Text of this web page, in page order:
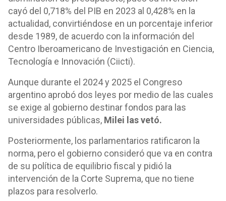
cayó del 0,718% del PIB en 2023 al 0,428% en la
actualidad, convirtiéndose en un porcentaje inferior
desde 1989, de acuerdo con la información del
Centro Iberoamericano de Investigación en Ciencia,
Tecnología e Innovación (Ciicti).
Aunque durante el 2024 y 2025 el Congreso
argentino aprobó dos leyes por medio de las cuales
se exige al gobierno destinar fondos para las
universidades públicas, Milei las vetó.
Posteriormente, los parlamentarios ratificaron la
norma, pero el gobierno consideró que va en contra
de su política de equilibrio fiscal y pidió la
intervención de la Corte Suprema, que no tiene
plazos para resolverlo.